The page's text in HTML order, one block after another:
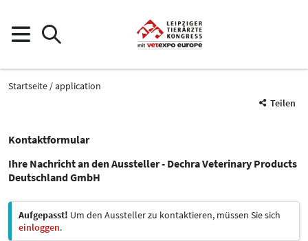
Startseite
application
Teilen
Kontaktformular
Ihre Nachricht an den Aussteller - Dechra Veterinary Products
Deutschland GmbH
Aufgepasst! Um den Aussteller zu kontaktieren, müssen Sie sich
einloggen.